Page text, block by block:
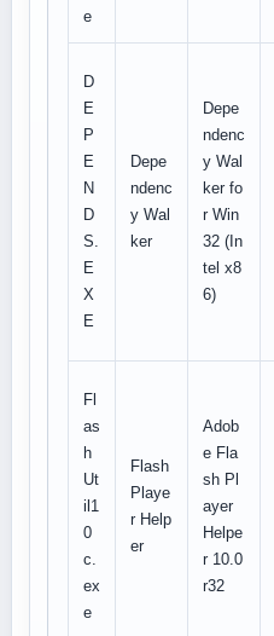
e
D
E
P
E
N
D
S.
E
X
E
Depe
ndenc
y Wal
ker
Depe
ndenc
y Wal
ker fo
r Win
32 (In
tel x8
6)
Fl
as
h
Ut
il1
0
c.
ex
e
Flash
Playe
r Help
er
Adob
e Fla
sh Pl
ayer
Helpe
r 10.0
r32